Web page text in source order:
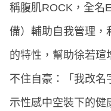
稱腹肌ROCK，全名
備）輔助自我管理，
的特性，幫助徐若瑄
不住自豪：「我改名
示性感中空裝下的健